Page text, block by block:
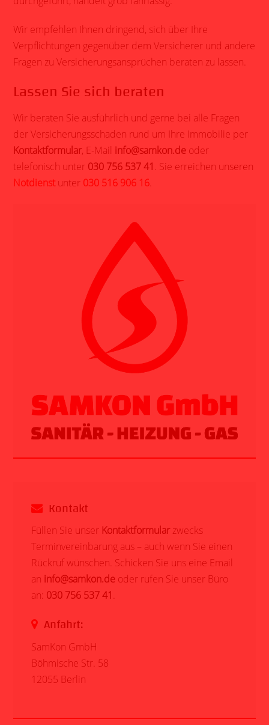
Wir empfehlen Ihnen dringend, sich über Ihre
Verpflichtungen gegenüber dem Versicherer und andere
Fragen zu Versicherungsansprüchen beraten zu lassen.
Lassen Sie sich beraten
Wir beraten Sie ausführlich und gerne bei alle Fragen
der Versicherungsschaden rund um Ihre Immobilie per
Kontaktformular, E-Mail info@samkon.de oder
telefonisch unter 030 756 537 41. Sie erreichen unseren
Notdienstunter 030 516 906 16.
Kontakt
Füllen Sie unser Kontaktformular zwecks
Terminvereinbarung aus – auch wenn Sie einen
Rückruf wünschen. Schicken Sie uns eine Email
an info@samkon.de oder rufen Sie unser Büro
an: 030 756 537 41.
Anfahrt:
SamKon GmbH
Böhmische Str. 58
12055 Berlin